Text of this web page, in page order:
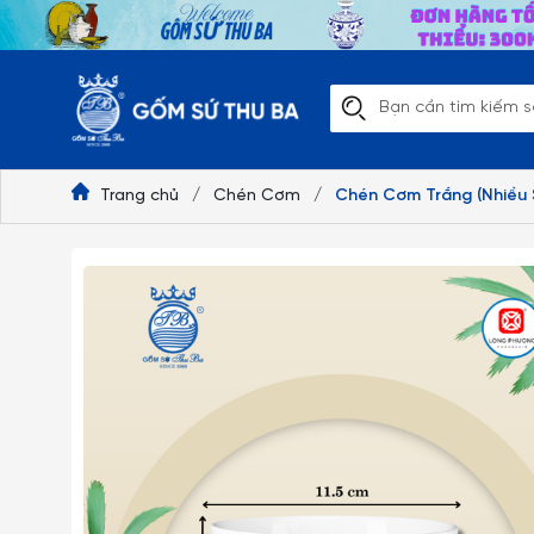
Trang chủ / Chén Cơm / Chén Cơm Trắng (Nhiều